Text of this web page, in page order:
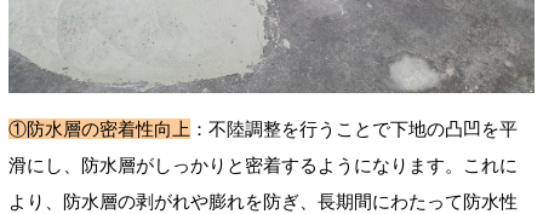
①防水層の密着性向上 ：不陸調整を行うことで下地の凸凹を平
滑にし、防水層がしっかりと密着するようになります。これに
より、防水層の剥がれや膨れを防ぎ、長期間にわたって防水性